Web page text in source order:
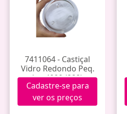
7411064 - Castiçal
Vidro Redondo Peq.
Jnc-4000 (288)
Cadastre-se para
ver os preços